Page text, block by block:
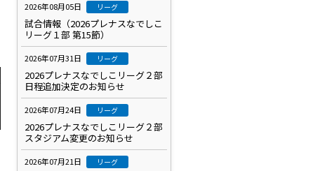
2026年08月05日 リーグ
試合情報（2026プレナスなでしこ
リーグ１部 第15節）
2026年07月31日 リーグ
2026プレナスなでしこリーグ２部
日程追加決定のお知らせ
2026年07月24日 リーグ
2026プレナスなでしこリーグ２部
スタジアム変更のお知らせ
2026年07月21日 リーグ